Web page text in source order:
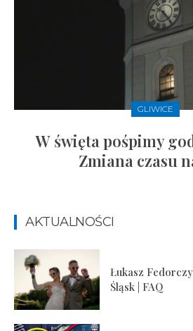
GLIWICE
W święta pośpimy
Zmiana czasu
AKTUALNOŚCI
Łukasz
Śląsk | FAQ